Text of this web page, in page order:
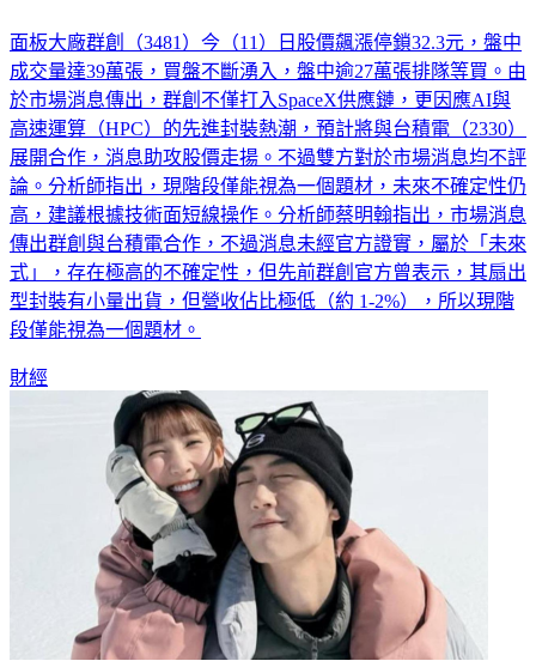
面板大廠群創（3481）今（11）日股價飆漲停鎖32.3元，盤中
成交量達39萬張，買盤不斷湧入，盤中逾27萬張排隊等買。由
於市場消息傳出，群創不僅打入SpaceX供應鏈，更因應AI與
高速運算（HPC）的先進封裝熱潮，預計將與台積電（2330）
展開合作，消息助攻股價走揚。不過雙方對於市場消息均不評
論。分析師指出，現階段僅能視為一個題材，未來不確定性仍
高，建議根據技術面短線操作。分析師蔡明翰指出，市場消息
傳出群創與台積電合作，不過消息未經官方證實，屬於「未來
式」，存在極高的不確定性，但先前群創官方曾表示，其扇出
型封裝有小量出貨，但營收佔比極低（約 1-2%），所以現階
段僅能視為一個題材。
財經